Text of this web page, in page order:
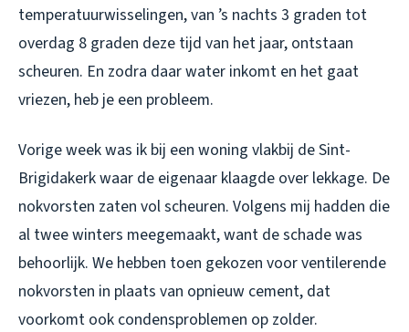
temperatuurwisselingen, van ’s nachts 3 graden tot
overdag 8 graden deze tijd van het jaar, ontstaan
scheuren. En zodra daar water inkomt en het gaat
vriezen, heb je een probleem.
Vorige week was ik bij een woning vlakbij de Sint-
Brigidakerk waar de eigenaar klaagde over lekkage. De
nokvorsten zaten vol scheuren. Volgens mij hadden die
al twee winters meegemaakt, want de schade was
behoorlijk. We hebben toen gekozen voor ventilerende
nokvorsten in plaats van opnieuw cement, dat
voorkomt ook condensproblemen op zolder.